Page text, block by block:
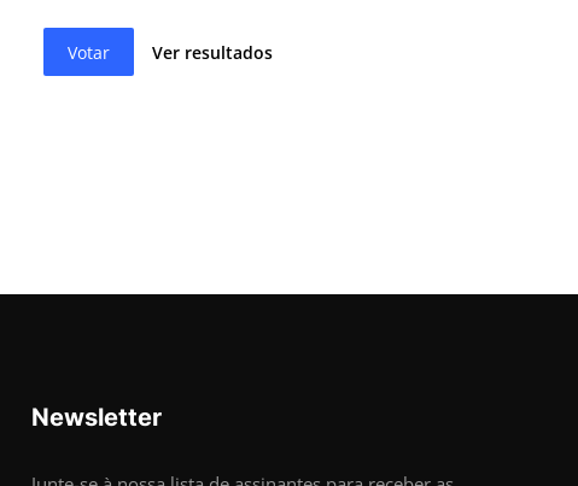
Votar Ver resultados
Newsletter